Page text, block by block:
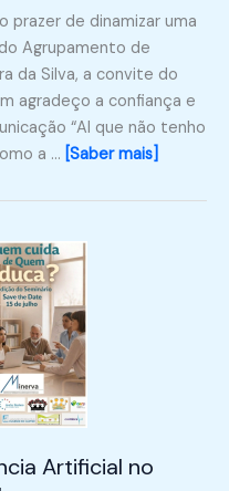
prazer de dinamizar uma
Agrupamento de
da Silva, a convite do
agradeço a confiança e
“AI que não tenho
a … [Saber mais]
Artificial no